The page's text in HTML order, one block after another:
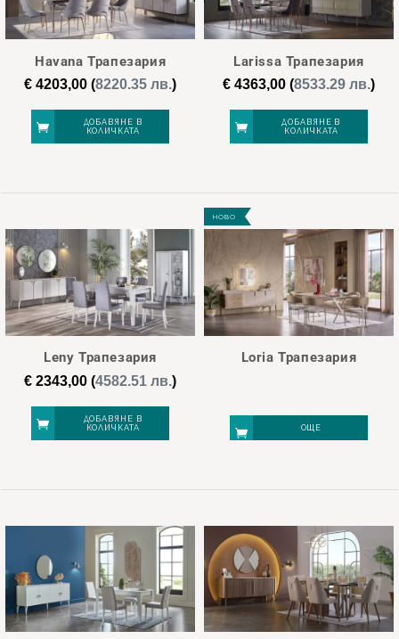
Havana Трапезария
€ 4203,00 (8220.35 лв.)
ДОБАВЯНЕ В
КОЛИЧКАТА
Larissa Трапезария
€4363,00(8533.29 лв.)
ДОБАВЯНЕ В
КОЛИЧКАТА
Leny Трапезария
€ 2343,00 (4582.51 лв.)
ДОБАВЯНЕ В
КОЛИЧКАТА
НОВО
Loria Трапезария
ОЩЕ